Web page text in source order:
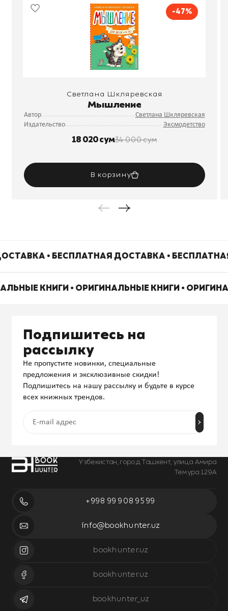
-47%
Светлана Шкляревская
Мышление
Автор
Светлана Шкляревская
Издательство
Эксмодетство
18 020 сум34 000 сум
В корзину
• БЕСПЛАТНАЯ ДОСТАВКА •
КНИГИ • ОРИГИНАЛЬНЫЕ КНИГИ •
Узбекистан, город Ташкент, улица Амира
Темура 129А
+998 99 908 95 99
info@bookhunter.uz
bookhunter.uz
bookhunter.uz
bookhunter_uz
Подпишитесь на
рассылку
Не пропустите новинки, специальные
предложения и эксклюзивные скидки!
Подпишитесь на нашу рассылку и будьте в курсе
всех книжных трендов.